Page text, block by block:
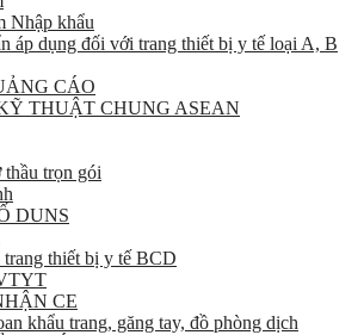
Nhập khẩu
áp dụng đối với trang thiết bị y tế loại A, B
CÁO
THUẬT CHUNG ASEAN
trọn gói
DUNS
thiết bị y tế BCD
CE
khẩu trang, găng tay, đồ phòng dịch